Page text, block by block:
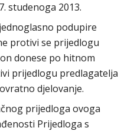
studenoga 2013.
podupire
protivi se prijedlogu
donese po hitnom
prijedlogu predlagatelja
djelovanje.
prijedloga ovoga
Prijedloga s